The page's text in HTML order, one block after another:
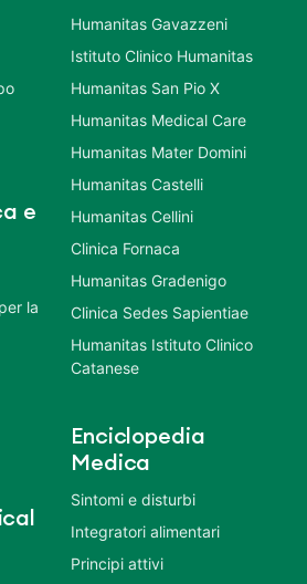
e
la
Humanitas Gavazzeni
Istituto Clinico Humanitas
Humanitas San Pio X
Humanitas Medical Care
Humanitas Mater Domini
Humanitas Castelli
Humanitas Cellini
Clinica Fornaca
Humanitas Gradenigo
Clinica Sedes Sapientiae
Humanitas Istituto Clinico
Catanese
Enciclopedia
Medica
Sintomi e disturbi
Integratori alimentari
Principi attivi